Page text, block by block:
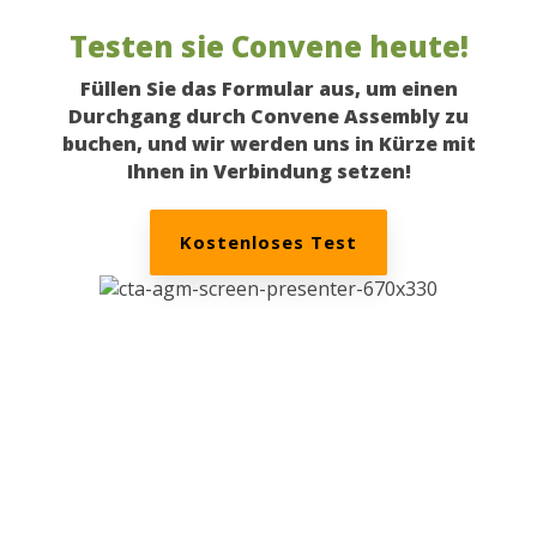
Testen sie Convene heute!
Füllen Sie das Formular aus, um einen
Durchgang durch Convene Assembly zu
buchen, und wir werden uns in Kürze mit
Ihnen in Verbindung setzen!
Kostenloses Test